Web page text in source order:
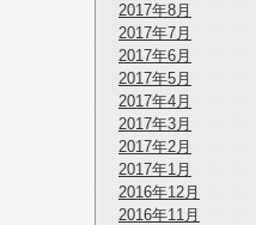
2017年8月
2017年7月
2017年6月
2017年5月
2017年4月
2017年3月
2017年2月
2017年1月
2016年12月
2016年11月